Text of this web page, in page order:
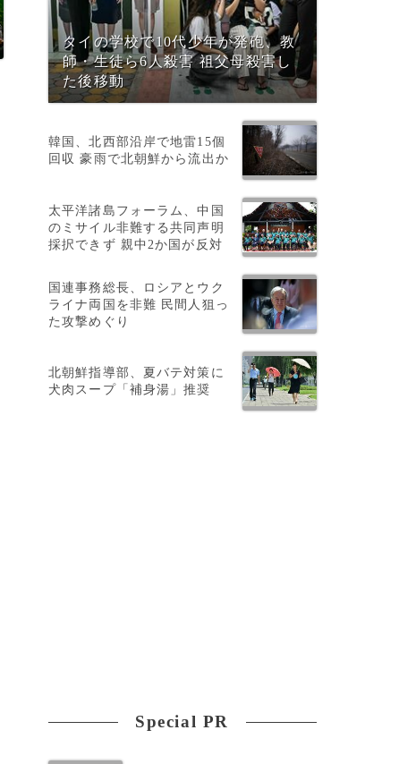
タイの学校で10代少年が発砲、教
師・生徒ら6人殺害 祖父母殺害し
た後移動
韓国、北西部沿岸で地雷15個
回収 豪雨で北朝鮮から流出か
太平洋諸島フォーラム、中国
のミサイル非難する共同声明
採択できず 親中2か国が反対
国連事務総長、ロシアとウク
ライナ両国を非難 民間人狙っ
た攻撃めぐり
北朝鮮指導部、夏バテ対策に
犬肉スープ「補身湯」推奨
Special PR